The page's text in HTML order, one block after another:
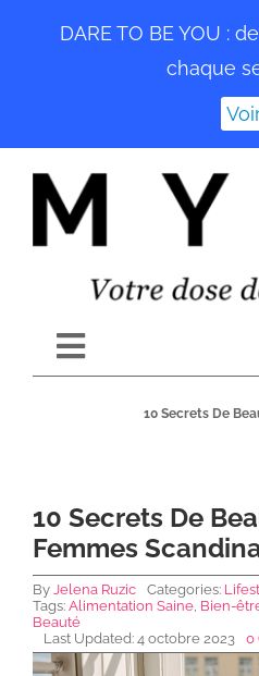
contenu
Toggle
Navigation
NEWS DE FOREO
SKINCARE
10 Secrets De
10 Secrets De
Femmes
By Jelena Ruzic Categories:
Tags: Alimentation Saine Bien-
Beauté
Last Updated: 4 octobre 2023
0
DARE TO BE YOU :
chaque